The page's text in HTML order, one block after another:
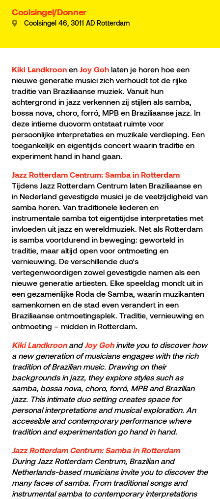
Coolsingel/Donner
Coolsingel 46, 3011 AD Rotterdam
Kiki Landkroon en Joy Goh laten je horen hoe een
nieuwe generatie musici zich verhoudt tot de rijke
traditie van Braziliaanse muziek. Vanuit hun
achtergrond in jazz verkennen zij stijlen als samba,
bossa nova, choro, forró, MPB en Braziliaanse jazz. In
deze intieme duovorm ontstaat ruimte voor
persoonlijke interpretaties en muzikale verdieping. Een
toegankelijk en eigentijds concert waarin traditie en
experiment hand in hand gaan.
Jazz Rotterdam Centrum: Samba in Rotterdam
Tijdens Jazz Rotterdam Centrum laten Braziliaanse en
in Nederland gevestigde musici je de veelzijdigheid van
samba horen. Van traditionele liederen en
instrumentale samba tot eigentijdse interpretaties met
invloeden uit jazz en wereldmuziek. Net als Rotterdam
is samba voortdurend in beweging: geworteld in
traditie, maar altijd open voor ontmoeting en
vernieuwing. De verschillende duo’s
vertegenwoordigen zowel gevestigde namen als een
nieuwe generatie artiesten. Elke speeldag mondt uit in
een gezamenlijke Roda de Samba, waarin muzikanten
samenkomen en de stad even verandert in een
Braziliaanse ontmoetingsplek. Traditie, vernieuwing en
ontmoeting – midden in Rotterdam.
Kiki LandkroonandJoy Gohinvite you to discover how
a new generation of musicians engages with the rich
tradition of Brazilian music. Drawing on their
backgrounds in jazz, they explore styles such as
samba, bossa nova, choro, forró, MPB and Brazilian
jazz. This intimate duo setting creates space for
personal interpretations and musical exploration. An
accessible and contemporary performance where
tradition and experimentation go hand in hand.
Jazz Rotterdam Centrum: Samba in Rotterdam
During Jazz Rotterdam Centrum, Brazilian and
Netherlands-based musicians invite you to discover the
many faces of samba. From traditional songs and
instrumental samba to contemporary interpretations